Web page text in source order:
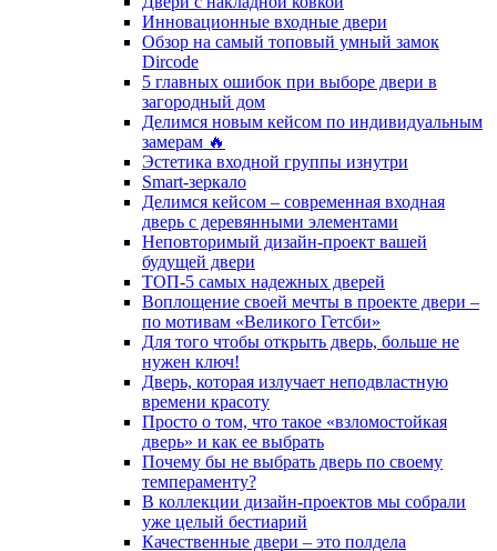
Инновационные входные двери
Обзор на самый топовый умный замок
Dircode
5 главных ошибок при выборе двери в
загородный дом
Делимся новым кейсом по индивидуальным
замерам 🔥
Эстетика входной группы изнутри
Smart-зеркало
Делимся кейсом – современная входная
дверь с деревянными элементами
Неповторимый дизайн-проект вашей
будущей двери
ТОП-5 самых надежных дверей
Воплощение своей мечты в проекте двери –
по мотивам «Великого Гетсби»
Для того чтобы открыть дверь, больше не
нужен ключ!
Дверь, которая излучает неподвластную
времени красоту
Просто о том, что такое «взломостойкая
дверь» и как ее выбрать
Почему бы не выбрать дверь по своему
темпераменту?
В коллекции дизайн-проектов мы собрали
уже целый бестиарий
Качественные двери – это полдела